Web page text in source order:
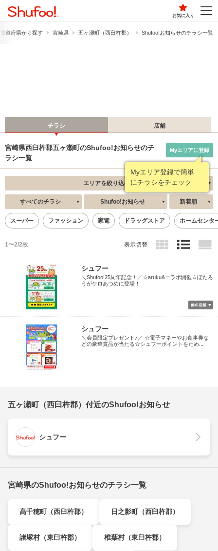
お気に入り
都道府県から探す 宮崎県 五ヶ瀬町（西臼杵郡） Shufoo!お知らせのチラシ一覧
チラシ 店舗
宮崎県西臼杵郡五ヶ瀬町のShufoo!お知らせのチ
ラシ一覧
Myエリア登録で簡単
にチラシをチェック
Myエリアに登録
エリアを絞り込む
すべてのチラシ Shufoo!お知らせ 新着順
スーパー ファッション 家電 ドラッグストア ホームセンタ
1〜2/2枚 表示切替
シュフー
＼Shufoo!25周年記念！／☆aruku&コラボ開催☆ぽたろ
うがケロあつめに登場！
シュフー
＼会員限定プレゼント♪／ ☆電子マネーやお食事券な
どの豪華賞品が当たる☆シュフーポイントをため...
五ヶ瀬町（西臼杵郡）付近のShufoo!お知らせ
シュフー
宮崎県のShufoo!お知らせのチラシ一覧
高千穂町（西臼杵郡） 日之影町（西臼杵郡）
諸塚村（東臼杵郡） 椎葉村（東臼杵郡）